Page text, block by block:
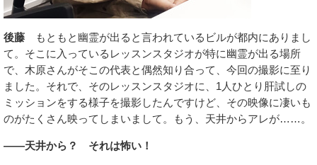
後藤 もともと幽霊が出ると言われているビルが都内にありまし
て。そこに入っているレッスンスタジオが特に幽霊が出る場所
で、木原さんがそこの代表と偶然知り合って、今回の撮影に至り
ました。それで、そのレッスンスタジオに、1人ひとり肝試しの
ミッションをする様子を撮影したんですけど、その映像に凄いも
のがたくさん映ってしまいまして。もう、天井からアレが……。
――天井から？ それは怖い！